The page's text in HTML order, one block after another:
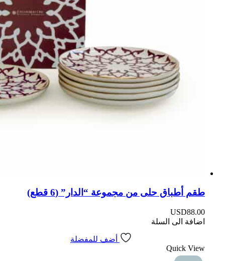
طقم أطباق حلى من مجموعة “الدار” (6 قطع)
USD88.00
اضافة الى السلة
أضف للمفضلة
Quick View